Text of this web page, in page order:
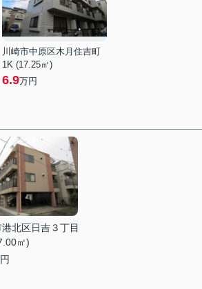
川崎市中原区木月住吉町
1K (17.25㎡)
6.9万円
北区日吉３丁目
㎡)